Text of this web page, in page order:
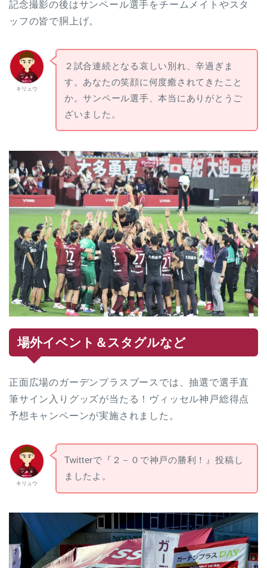
記念撮影の後はサンペール選手をチームメイトやスタ
ッフの皆で胴上げ。
キリュウ
２試合連続となる哀しい別れ、辛過ぎま
す。あなたの笑顔に何度癒されてきたこと
か。サンペール選手、本当にありがとうご
ざいました。
場外イベント＆スタグルなど
正面広場のガーデンプラスブースでは、抽選で選手直
筆サイン入りグッズが当たる！ヴィッセル神戸総得点
予想キャンペーンが実施されました。
キリュウ
Twitterで『２－０で神戸の勝利！』投稿し
ましたよ。